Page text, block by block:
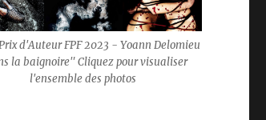
d'Auteur FPF 2023 - Yoann Delomieu
la baignoire" Cliquez pour visualiser
l'ensemble des photos